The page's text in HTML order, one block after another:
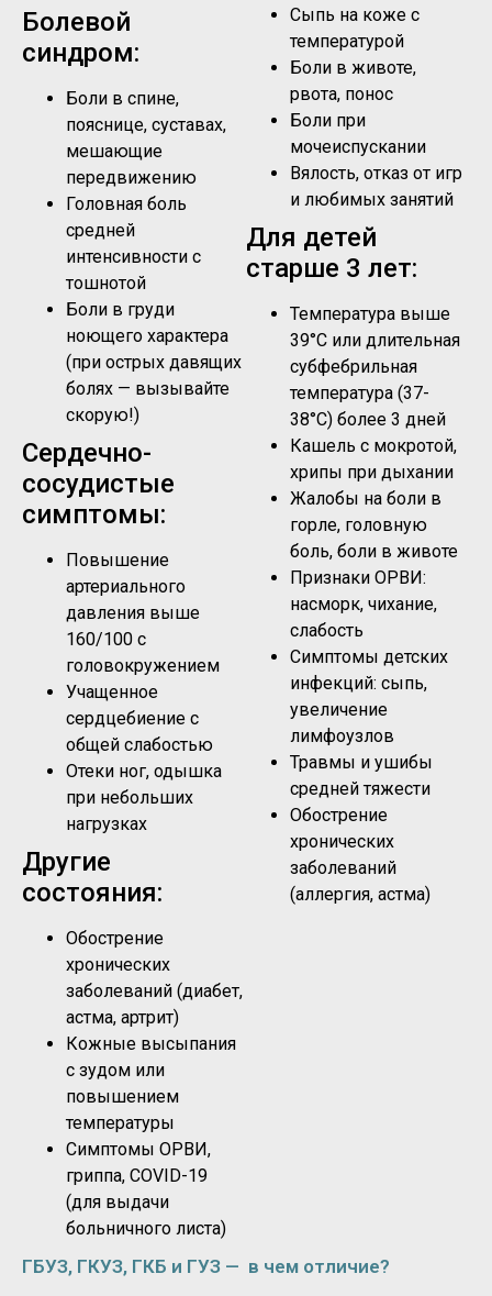
Болевой
синдром:
Боли в спине,
пояснице, суставах,
мешающие
передвижению
Головная боль
средней
интенсивности с
тошнотой
Боли в груди
ноющего характера
(при острых давящих
болях — вызывайте
скорую!)
Сердечно-
сосудистые
симптомы:
Повышение
артериального
давления выше
160/100 с
головокружением
Учащенное
сердцебиение с
общей слабостью
Отеки ног, одышка
при небольших
нагрузках
Другие
состояния:
Обострение
хронических
заболеваний (диабет,
астма, артрит)
Кожные высыпания
с зудом или
повышением
температуры
Симптомы ОРВИ,
гриппа, COVID-19
(для выдачи
больничного листа)
Сыпь на коже с
температурой
Боли в животе,
рвота, понос
Боли при
мочеиспускании
Вялость, отказ от игр
и любимых занятий
Для детей
старше 3 лет:
Температура выше
39°C или длительная
субфебрильная
температура (37-
38°C) более 3 дней
Кашель с мокротой,
хрипы при дыхании
Жалобы на боли в
горле, головную
боль, боли в животе
Признаки ОРВИ:
насморк, чихание,
слабость
Симптомы детских
инфекций: сыпь,
увеличение
лимфоузлов
Травмы и ушибы
средней тяжести
Обострение
хронических
заболеваний
(аллергия, астма)
ГБУЗ, ГКУЗ, ГКБ и ГУЗ — в чем отличие?